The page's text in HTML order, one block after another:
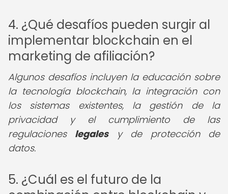
4. ¿Qué desafíos pueden surgir al
implementar blockchain en el
marketing de afiliación?
Algunos desafíos incluyen la educación sobre
la tecnología blockchain, la integración con
los sistemas existentes, la gestión de la
privacidad y el cumplimiento de las
regulaciones legalesy de protección de
datos.
5. ¿Cuál es el futuro de la